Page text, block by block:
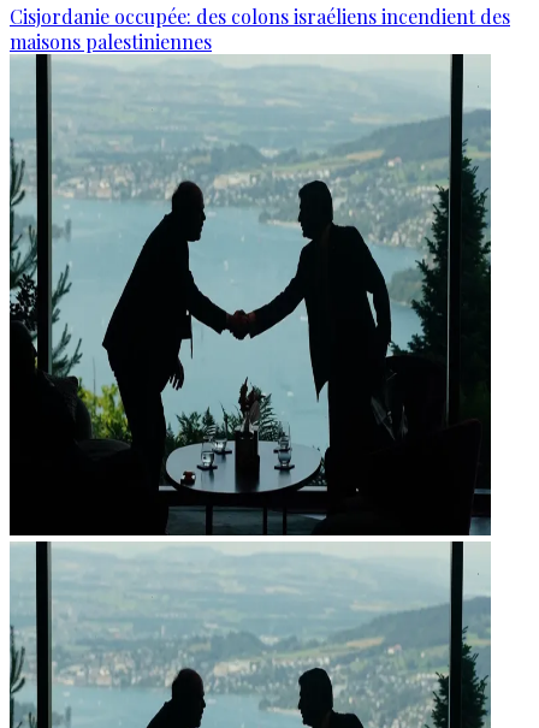
Cisjordanie occupée: des colons israéliens incendient des
maisons palestiniennes